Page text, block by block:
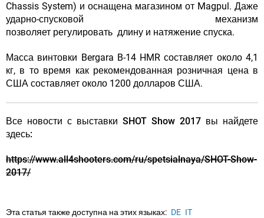
Chassis System) и оснащена магазином от Magpul. Даже
ударно-спусковой механизм
позволяет регулировать длину и натяжение спуска.
Масса винтовки Bergara B-14 HMR составляет около 4,1
кг, в то время как рекомендованная розничная цена в
США составляет около 1200 долларов США.
Все новости с выставки SHOT Show 2017 вы найдете
здесь:
https://www.all4shooters.com/ru/spetsialnaya/SHOT-Show-
2017/
Эта статья также доступна на этих языках: DE IT